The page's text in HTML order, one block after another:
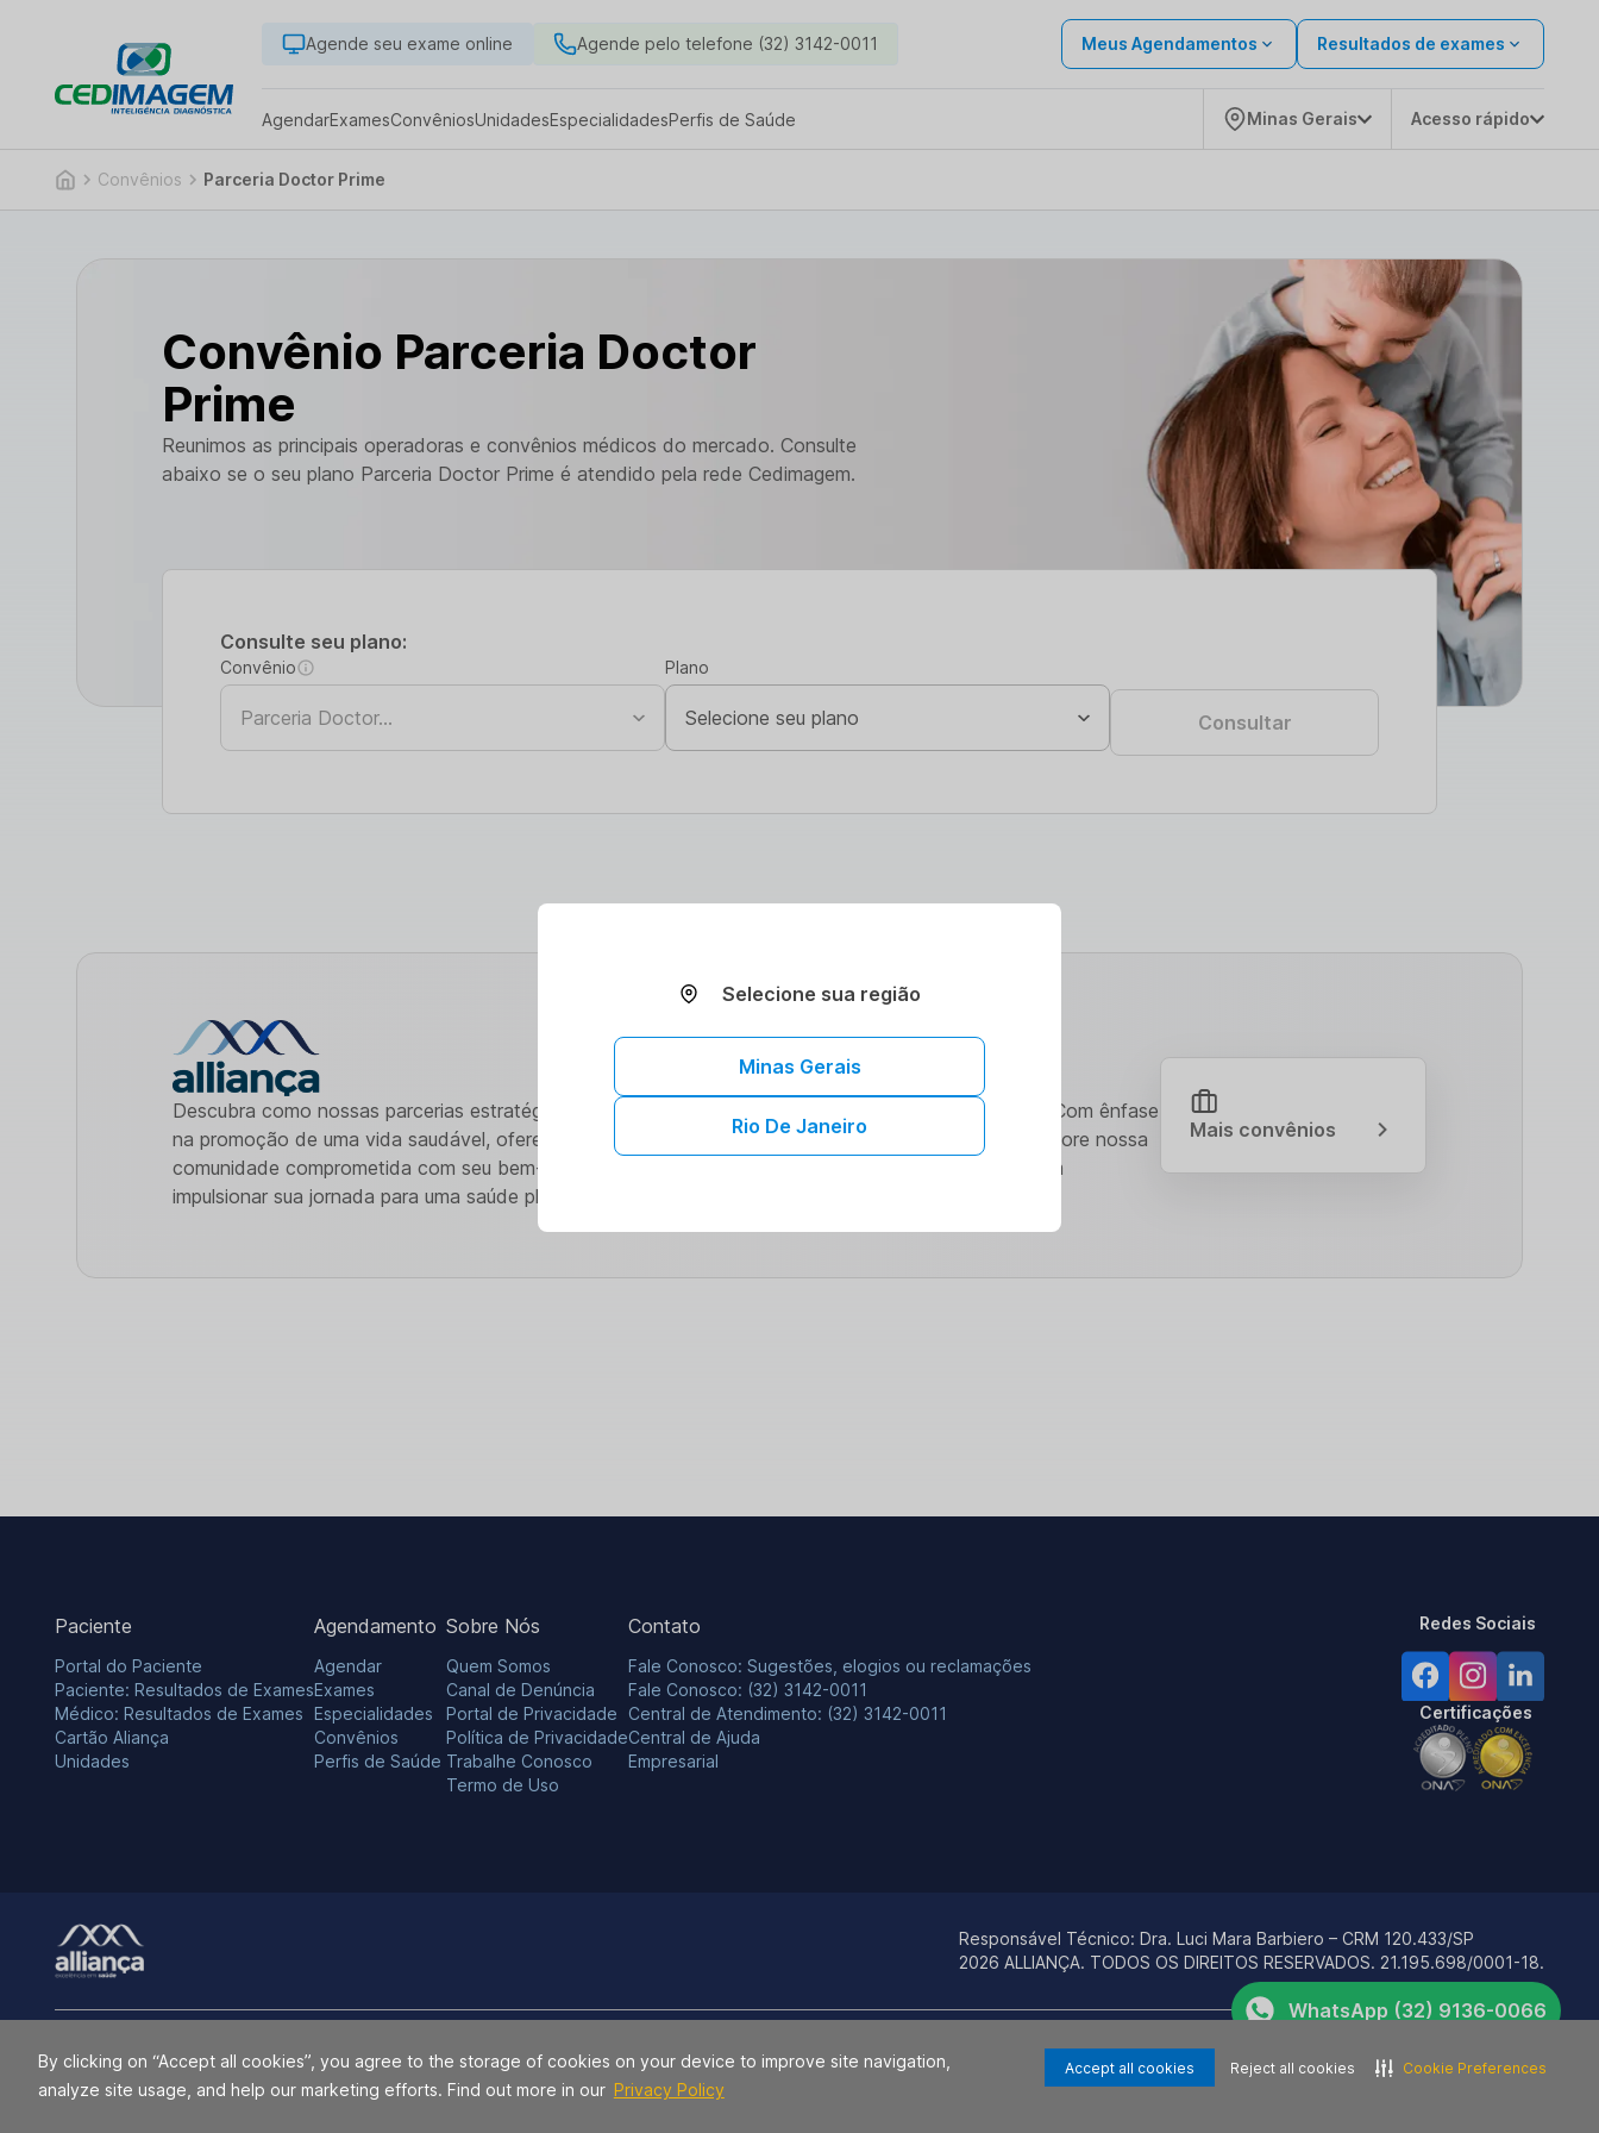
By clicking on “Accept all cookies”, you agree to the storage of cookies on your device to improve site navigation,
analyze site usage, and help our marketing efforts. Find out more in our Privacy Policy
Accept all cookies Reject all cookies Cookie Preferences
Agende seu exame online Agende pelo telefone (32) 3142-0011 Meus Agendamentos Resultados de exames
AgendarExamesConvêniosUnidadesEspecialidadesPerfis de Saúde Minas Gerais Acesso rápido
Convênios Parceria Doctor Prime
Convênio Parceria Doctor
Prime
Reunimos as principais operadoras e convênios médicos do mercado. Consulte
abaixo se o seu plano Parceria Doctor Prime é atendido pela rede Cedimagem.
Consulte seu plano:
Convênio Plano
Consultar
Descubra como nossas parcerias estratégicas estão revolucionando o acesso a serviços de saúde. Com ênfase
na promoção de uma vida saudável, oferecemos benefícios exclusivos e cuidados de qualidade. Explore nossa
comunidade comprometida com seu bem-estar. Saiba mais sobre como nossas colaborações podem
impulsionar sua jornada para uma saúde plena.
Mais convênios
WhatsApp (32) 9136-0066
Telefone (32) 3142-0011
Paciente
Portal do Paciente
Paciente: Resultados de Exames
Médico: Resultados de Exames
Cartão Aliança
Unidades
Agendamento
Agendar
Exames
Especialidades
Convênios
Perfis de Saúde
Sobre Nós
Quem Somos
Canal de Denúncia
Portal de Privacidade
Política de Privacidade
Trabalhe Conosco
Termo de Uso
Contato
Fale Conosco: Sugestões, elogios ou reclamações
Fale Conosco: (32) 3142-0011
Central de Atendimento: (32) 3142-0011
Central de Ajuda
Empresarial
Redes Sociais
Certificações
Responsável Técnico: Dra. Luci Mara Barbiero – CRM 120.433/SP
2026 ALLIANÇA. TODOS OS DIREITOS RESERVADOS. 21.195.698/0001-18.
O Grupo Alliança e Alliança Saúde não utilizam a marca ALLIANÇA nos estados da Bahia e do Sergipe para identificação de seus produtos e serviços e não são marcas e/ou empresas relacionadas, direta ou
indiretamente, com o Grupo RedeD’Or São Luiz S.A., Hospital Esperança S.A., Hospital Aliança, Centro Médico Aliança e/ou CAP – Centro Aliança De Pediatria.
Selecione sua região
Minas Gerais
Rio De Janeiro